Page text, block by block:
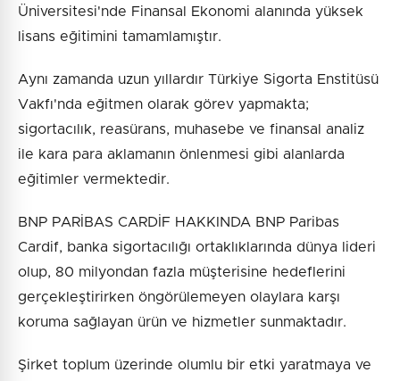
Üniversitesi'nde Finansal Ekonomi alanında yüksek
lisans eğitimini tamamlamıştır.
Aynı zamanda uzun yıllardır Türkiye Sigorta Enstitüsü
Vakfı'nda eğitmen olarak görev yapmakta;
sigortacılık, reasürans, muhasebe ve finansal analiz
ile kara para aklamanın önlenmesi gibi alanlarda
eğitimler vermektedir.
BNP PARİBAS CARDİF HAKKINDA BNP Paribas
Cardif, banka sigortacılığı ortaklıklarında dünya lideri
olup, 80 milyondan fazla müşterisine hedeflerini
gerçekleştirirken öngörülemeyen olaylara karşı
koruma sağlayan ürün ve hizmetler sunmaktadır.
Şirket toplum üzerinde olumlu bir etki yaratmaya ve